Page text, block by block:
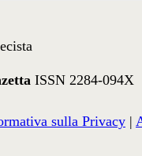
ISSN 2284-094X
sulla Privacy |